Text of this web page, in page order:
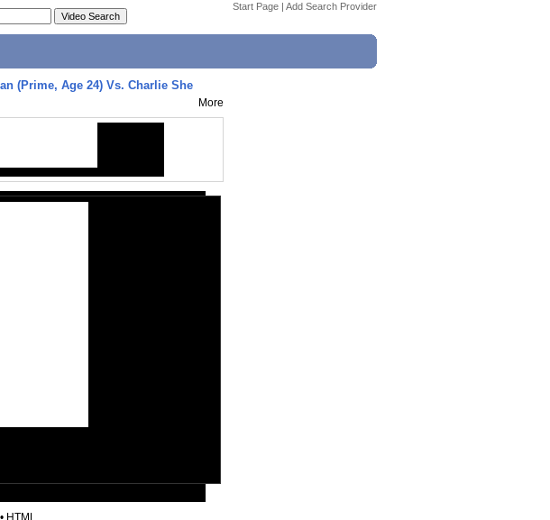
Start Page | Add Search Provider
(Prime, Age 24) Vs. Charlie She
More
• HTML